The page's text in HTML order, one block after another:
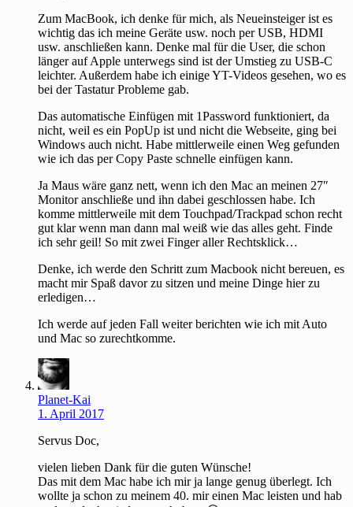
Zum MacBook, ich denke für mich, als Neueinsteiger ist es
wichtig das ich meine Geräte usw. noch per USB, HDMI
usw. anschließen kann. Denke mal für die User, die schon
länger auf Apple unterwegs sind ist der Umstieg zu USB-C
leichter. Außerdem habe ich einige YT-Videos gesehen, wo es
bei der Tastatur Probleme gab.
Das automatische Einfügen mit 1Password funktioniert, da
nicht, weil es ein PopUp ist und nicht die Webseite, ging bei
Windows auch nicht. Habe mittlerweile einen Weg gefunden
wie ich das per Copy Paste schnelle einfügen kann.
Ja Maus wäre ganz nett, wenn ich den Mac an meinen 27″
Monitor anschließe und ihn dabei geschlossen habe. Ich
komme mittlerweile mit dem Touchpad/Trackpad schon recht
gut klar wenn man dann mal weiß wie das alles geht. Finde
ich sehr geil! So mit zwei Finger aller Rechtsklick…
Denke, ich werde den Schritt zum Macbook nicht bereuen, es
macht mir Spaß davor zu sitzen und meine Dinge hier zu
erledigen…
Ich werde auf jeden Fall weiter berichten wie ich mit Auto
und Mac so zurechtkomme.
Planet-Kai
1. April 2017
Servus Doc,
vielen lieben Dank für die guten Wünsche!
Das mit dem Mac habe ich mir ja lange genug überlegt. Ich
wollte ja schon zu meinem 40. mir einen Mac leisten und hab